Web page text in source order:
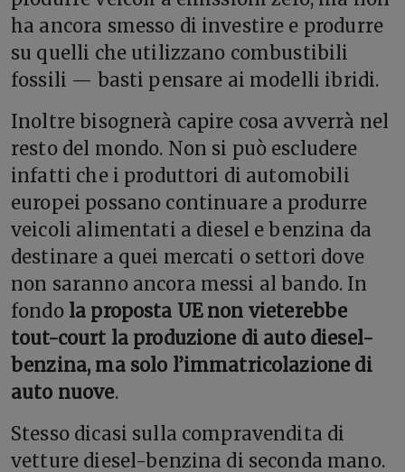
ha ancora smesso di investire e produrre
su quelli che utilizzano combustibili
fossili — basti pensare ai modelli ibridi.
Inoltre bisognerà capire cosa avverrà nel
resto del mondo. Non si può escludere
infatti che i produttori di automobili
europei possano continuare a produrre
veicoli alimentati a diesel e benzina da
destinare a quei mercati o settori dove
non saranno ancora messi al bando. In
fondo la proposta UE non vieterebbe
tout-court la produzione di auto diesel-
benzina, ma solo l’immatricolazione di
auto nuove.
Stesso dicasi sulla compravendita di
vetture diesel-benzina di seconda mano.